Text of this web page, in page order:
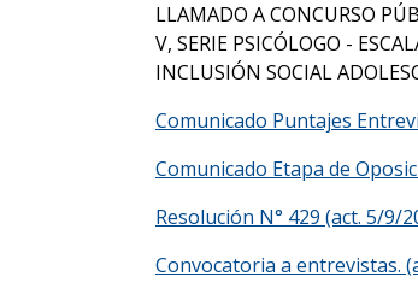
LLAMADO A CONCURSO
V, SERIE PSICÓLOGO -
INCLUSIÓN SOCIAL
Comunicado Puntajes
Comunicado Etapa de
Resolución N° 429 (act. 5/9/
Convocatoria a entrevistas.